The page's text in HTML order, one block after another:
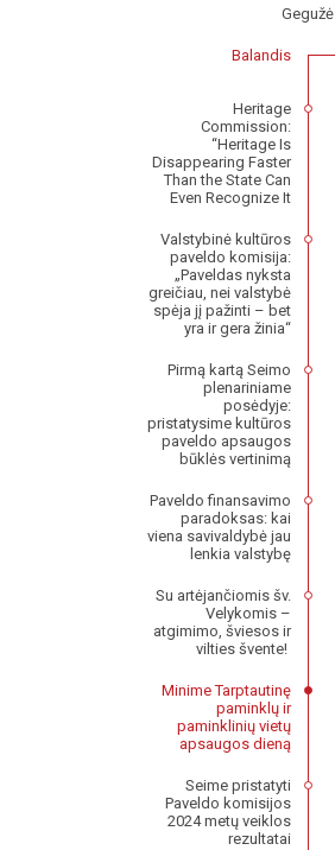
Gegužė
Balandis
Heritage
Commission:
“Heritage Is
Disappearing Faster
Than the State Can
Even Recognize It
Valstybinė kultūros
paveldo komisija:
„Paveldas nyksta
greičiau, nei valstybė
spėja jį pažinti – bet
yra ir gera žinia“
Pirmą kartą Seimo
plenariniame
posėdyje:
pristatysime kultūros
paveldo apsaugos
būklės vertinimą
Paveldo finansavimo
paradoksas: kai
viena savivaldybė jau
lenkia valstybę
Su artėjančiomis šv.
Velykomis –
atgimimo, šviesos ir
vilties švente!
Minime Tarptautinę
paminklų ir
paminklinių vietų
apsaugos dieną
Seime pristatyti
Paveldo komisijos
2024 metų veiklos
rezultatai